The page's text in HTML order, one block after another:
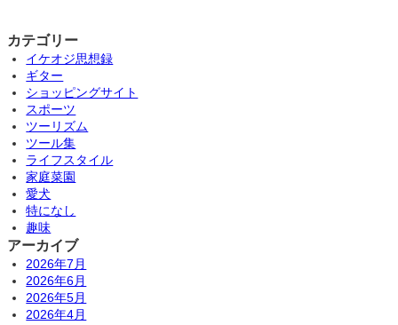
カテゴリー
イケオジ思想録
ギター
ショッピングサイト
スポーツ
ツーリズム
ツール集
ライフスタイル
家庭菜園
愛犬
特になし
趣味
アーカイブ
2026年7月
2026年6月
2026年5月
2026年4月